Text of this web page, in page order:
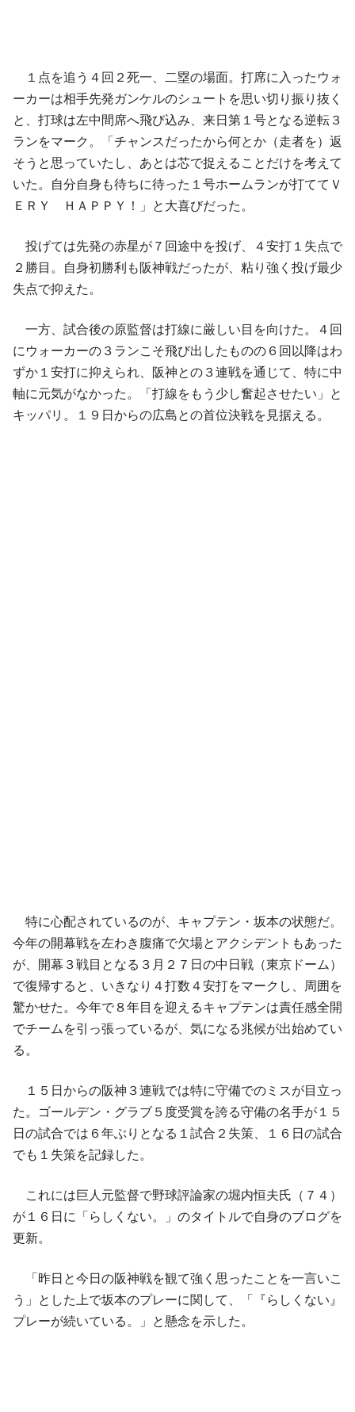
１点を追う４回２死一、二塁の場面。打席に入ったウォ
ーカーは相手先発ガンケルのシュートを思い切り振り抜く
と、打球は左中間席へ飛び込み、来日第１号となる逆転３
ランをマーク。「チャンスだったから何とか（走者を）返
そうと思っていたし、あとは芯で捉えることだけを考えて
いた。自分自身も待ちに待った１号ホームランが打ててＶ
ＥＲＹ ＨＡＰＰＹ！」と大喜びだった。
投げては先発の赤星が７回途中を投げ、４安打１失点で
２勝目。自身初勝利も阪神戦だったが、粘り強く投げ最少
失点で抑えた。
一方、試合後の原監督は打線に厳しい目を向けた。４回
にウォーカーの３ランこそ飛び出したものの６回以降はわ
ずか１安打に抑えられ、阪神との３連戦を通じて、特に中
軸に元気がなかった。「打線をもう少し奮起させたい」と
キッパリ。１９日からの広島との首位決戦を見据える。
特に心配されているのが、キャプテン・坂本の状態だ。
今年の開幕戦を左わき腹痛で欠場とアクシデントもあった
が、開幕３戦目となる３月２７日の中日戦（東京ドーム）
で復帰すると、いきなり４打数４安打をマークし、周囲を
驚かせた。今年で８年目を迎えるキャプテンは責任感全開
でチームを引っ張っているが、気になる兆候が出始めてい
る。
１５日からの阪神３連戦では特に守備でのミスが目立っ
た。ゴールデン・グラブ５度受賞を誇る守備の名手が１５
日の試合では６年ぶりとなる１試合２失策、１６日の試合
でも１失策を記録した。
これには巨人元監督で野球評論家の堀内恒夫氏（７４）
が１６日に「らしくない。」のタイトルで自身のブログを
更新。
「昨日と今日の阪神戦を観て強く思ったことを一言いこ
う」とした上で坂本のプレーに関して、「『らしくない』
プレーが続いている。」と懸念を示した。